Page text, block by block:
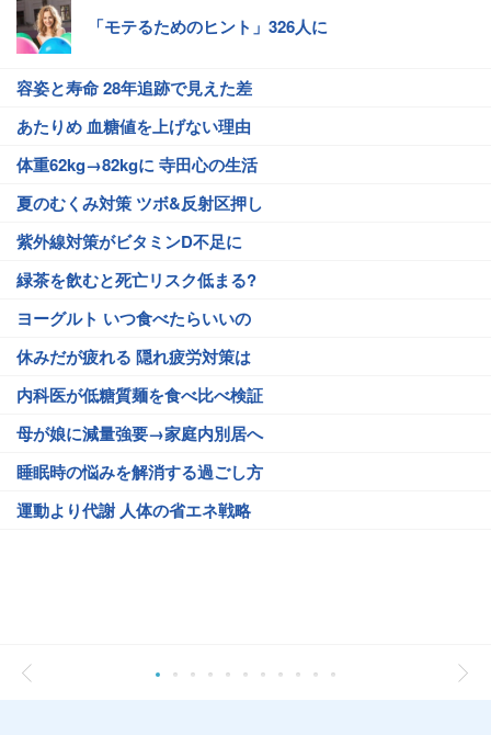
「モテるためのヒント」326人に
容姿と寿命 28年追跡で見えた差
あたりめ 血糖値を上げない理由
体重62kg→82kgに 寺田心の生活
夏のむくみ対策 ツボ&反射区押し
紫外線対策がビタミンD不足に
緑茶を飲むと死亡リスク低まる?
ヨーグルト いつ食べたらいいの
休みだが疲れる 隠れ疲労対策は
内科医が低糖質麺を食べ比べ検証
母が娘に減量強要→家庭内別居へ
睡眠時の悩みを解消する過ごし方
運動より代謝 人体の省エネ戦略